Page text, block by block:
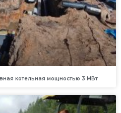
котельная мощностью 3 МВт